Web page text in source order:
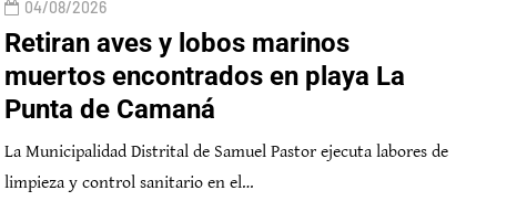
04/08/2026
Retiran aves y lobos marinos
muertos encontrados en playa La
Punta de Camaná
La Municipalidad Distrital de Samuel Pastor ejecuta labores de
limpieza y control sanitario en el…